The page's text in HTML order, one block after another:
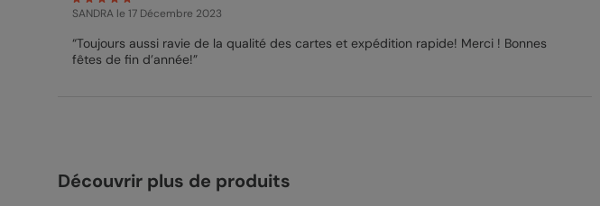
SANDRA le 17 Décembre 2023
“Toujours aussi ravie de la qualité des cartes et expédition rapide! Merci ! Bonnes
fêtes de fin d’année!”
Découvrir plus de produits